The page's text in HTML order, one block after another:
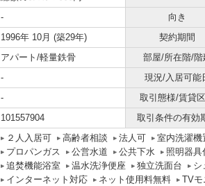
- 向き
1996年 10月 (築29年) 契約期間
アパート/軽量鉄骨 部屋/所在階/階
- 現況/入居可能
- 取引態様/賃貸
101557904 取引条件の有効
２人入居可 高齢者相談 法人可 室内洗濯機
プロパンガス
公営水道 公共下水 照明器具
追焚機能浴室
温水洗浄便座 独立洗面台 シ
インターネット対応
ネット使用料無料 TVモ